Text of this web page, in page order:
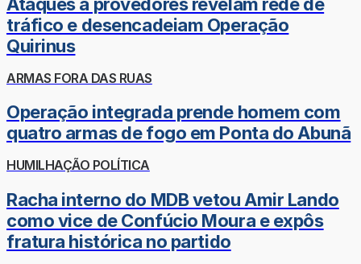
tráfico e desencadeiam Operação
Quirinus
ARMAS FORA DAS RUAS
Operação integrada prende homem com
quatro armas de fogo em Ponta do Abunã
HUMILHAÇÃO POLÍTICA
Racha interno do MDB vetou Amir Lando
como vice de Confúcio Moura e expôs
fratura histórica no partido